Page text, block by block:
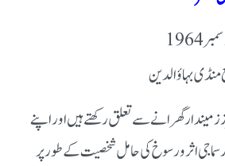
بہاؤالدین
زمیندار گھرانے سے تعلق رکھتے ہیں اور اپنے
اثر و رسوخ کی حامل شخصیت کے طور پر